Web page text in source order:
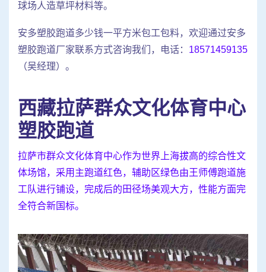
球场人造草坪材料等。
安多塑胶跑道多少钱一平方米包工包料，欢迎通过安多
塑胶跑道厂家联系方式咨询我们，电话： 18571459135
（吴经理）。
西藏拉萨群众文化体育中心
塑胶跑道
拉萨市群众文化体育中心作为世界上海拔高的综合性文
体场馆，采用主跑道红色，辅助区绿色由王师傅跑道施
工队进行铺设，完成后的田径场美观大方，性能方面完
全符合新国标。